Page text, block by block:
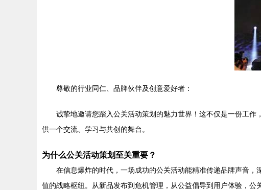
尊敬的行业同仁、品牌伙伴及创意爱好者：
诚挚地邀请您踏入公关活动策划的魅力世界！这不仅是一份工
供一个交流、学习与共创的舞台。
为什么公关活动策划至关重要？
在信息爆炸的时代，一场成功的公关活动能精准传递品牌声音
值的战略枢纽。从新品发布到危机管理，从公益倡导到用户体验，公